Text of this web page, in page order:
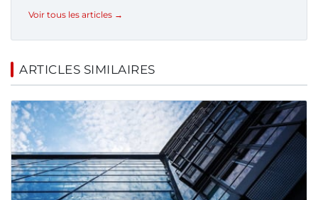
Voir tous les articles →
ARTICLES SIMILAIRES